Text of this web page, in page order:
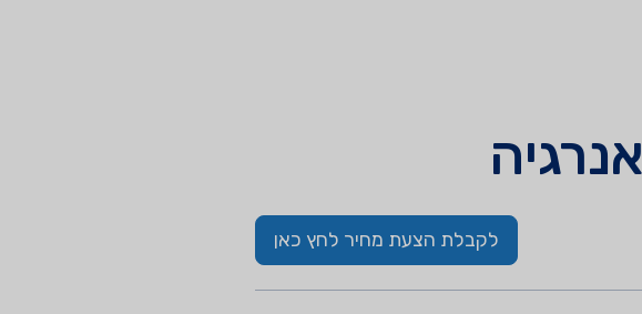
לקבלת הצעת מחיר לחץ כאן